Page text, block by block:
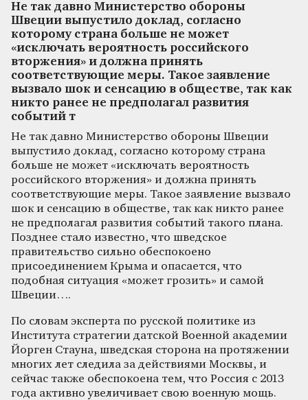
Не так давно Министерство обороны
Швеции выпустило доклад, согласно
которому страна больше не может
«исключать вероятность российского
вторжения» и должна принять
соответствующие меры. Такое заявление
вызвало шок и сенсацию в обществе, так как
никто ранее не предполагал развития
событий т
Не так давно Министерство обороны Швеции
выпустило доклад, согласно которому страна
больше не может «исключать вероятность
российского вторжения» и должна принять
соответствующие меры. Такое заявление вызвало
шок и сенсацию в обществе, так как никто ранее
не предполагал развития событий такого плана.
Позднее стало известно, что шведское
правительство сильно обеспокоено
присоединением Крыма и опасается, что
подобная ситуация «может грозить» и самой
Швеции….
По словам эксперта по русской политике из
Института стратегии датской Военной академии
Йорген Стауна, шведская сторона на протяжении
многих лет следила за действиями Москвы, и
сейчас также обеспокоена тем, что Россия с 2013
года активно увеличивает свою военную мощь.